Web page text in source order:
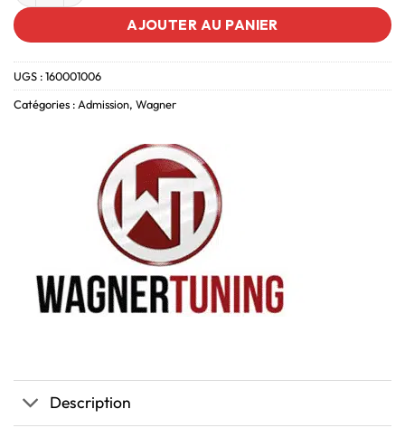
AJOUTER AU PANIER
UGS :160001006
Catégories : Admission, Wagner
Description